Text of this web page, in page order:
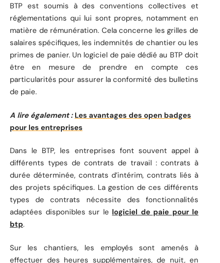
BTP est soumis à des conventions collectives et
réglementations qui lui sont propres, notamment en
matière de rémunération. Cela concerne les grilles de
salaires spécifiques, les indemnités de chantier ou les
primes de panier. Un logiciel de paie dédié au BTP doit
être en mesure de prendre en compte ces
particularités pour assurer la conformité des bulletins
de paie.
A lire également : Les avantages des open badges
pour les entreprises
Dans le BTP, les entreprises font souvent appel à
différents types de contrats de travail : contrats à
durée déterminée, contrats d’intérim, contrats liés à
des projets spécifiques. La gestion de ces différents
types de contrats nécessite des fonctionnalités
adaptées disponibles sur le logiciel de paie pour le
btp.
Sur les chantiers, les employés sont amenés à
effectuer des heures supplémentaires, de nuit, en